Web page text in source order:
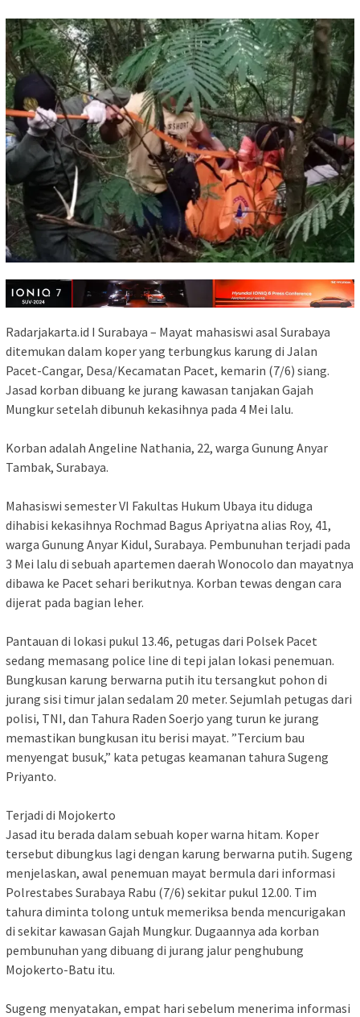
Radarjakarta.id I Surabaya – Mayat mahasiswi asal Surabaya
ditemukan dalam koper yang terbungkus karung di Jalan
Pacet-Cangar, Desa/Kecamatan Pacet, kemarin (7/6) siang.
Jasad korban dibuang ke jurang kawasan tanjakan Gajah
Mungkur setelah dibunuh kekasihnya pada 4 Mei lalu.
Korban adalah Angeline Nathania, 22, warga Gunung Anyar
Tambak, Surabaya.
Mahasiswi semester VI Fakultas Hukum Ubaya itu diduga
dihabisi kekasihnya Rochmad Bagus Apriyatna alias Roy, 41,
warga Gunung Anyar Kidul, Surabaya. Pembunuhan terjadi pada
3 Mei lalu di sebuah apartemen daerah Wonocolo dan mayatnya
dibawa ke Pacet sehari berikutnya. Korban tewas dengan cara
dijerat pada bagian leher.
Pantauan di lokasi pukul 13.46, petugas dari Polsek Pacet
sedang memasang police line di tepi jalan lokasi penemuan.
Bungkusan karung berwarna putih itu tersangkut pohon di
jurang sisi timur jalan sedalam 20 meter. Sejumlah petugas dari
polisi, TNI, dan Tahura Raden Soerjo yang turun ke jurang
memastikan bungkusan itu berisi mayat. ”Tercium bau
menyengat busuk,” kata petugas keamanan tahura Sugeng
Priyanto.
Terjadi di Mojokerto
Jasad itu berada dalam sebuah koper warna hitam. Koper
tersebut dibungkus lagi dengan karung berwarna putih. Sugeng
menjelaskan, awal penemuan mayat bermula dari informasi
Polrestabes Surabaya Rabu (7/6) sekitar pukul 12.00. Tim
tahura diminta tolong untuk memeriksa benda mencurigakan
di sekitar kawasan Gajah Mungkur. Dugaannya ada korban
pembunuhan yang dibuang di jurang jalur penghubung
Mojokerto-Batu itu.
Sugeng menyatakan, empat hari sebelum menerima informasi